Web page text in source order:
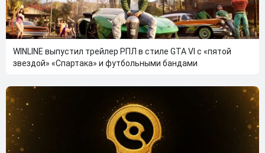
WINLINE выпустил трейлер РПЛ в стиле GTA VI с «пятой
звездой» «Спартака» и футбольными бандами